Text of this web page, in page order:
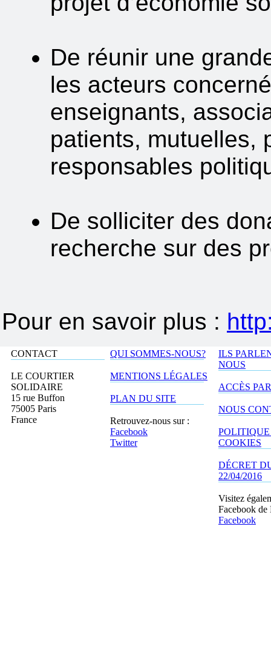
De réunir une
les acteurs
enseignants,
patients, mutuelles,
responsables
De solliciter des
recherche sur des
Pour en savoir plus :
CONTACT
LE COURTIER
SOLIDAIRE
15 rue Buffon
75005 Paris
France
QUI SOMMES-NOUS?
MENTIONS LÉGALES
PLAN DU SITE
Retrouvez-nous sur :
Facebook
Twitter
ILS
NOUS
ACCÈS
NOUS
COOKIES
DÉCRET
22/04/2016
Visitez
Facebook
Facebook